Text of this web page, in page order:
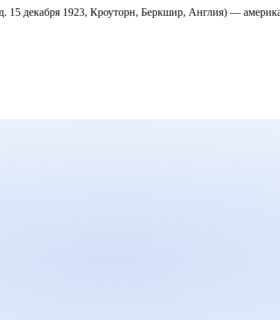
15 декабря 1923, Кроуторн, Беркшир, Англия) —